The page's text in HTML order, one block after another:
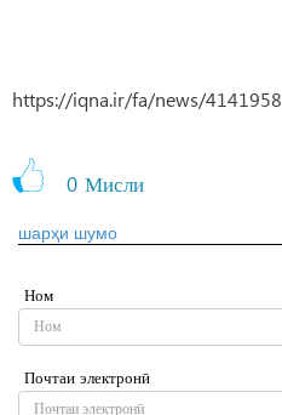
https://iqna.ir/fa/news/4141958
0 Мисли
шарҳи шумо
Ном
Почтаи электронӣ